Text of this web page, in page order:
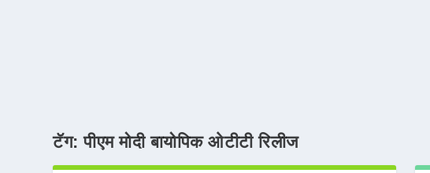
टॅग:पीएम मोदी बायोपिक ओटीटी रिलीज